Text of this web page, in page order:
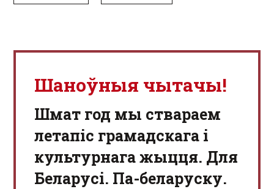
Шаноўныя чытачы!
Шмат год мы ствараем
летапіс грамадскага і
культурнага жыцця. Для
Беларусі. Па-беларуску.